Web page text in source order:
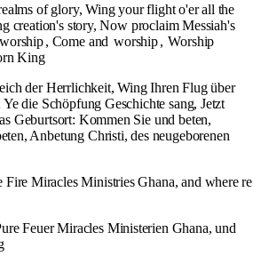
of glory, Wing your flight o'er all the
creation's story, Now proclaim Messiah's
worship, Come and worship, Worship
King
der Herrlichkeit, Wing Ihren Flug über
die Schöpfung Geschichte sang, Jetzt
Geburtsort: Kommen Sie und beten,
Anbetung Christi, des neugeborenen
Fire Miracles Ministries Ghana, and where re
Feuer Miracles Ministerien Ghana, und